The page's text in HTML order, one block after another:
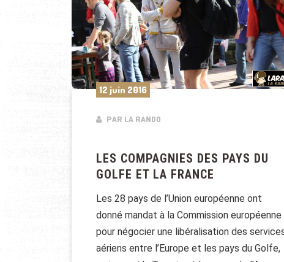
12 juin 2016
PAR LA RANDO
LES COMPAGNIES DES PAYS DU
GOLFE ET LA FRANCE
Les 28 pays de l’Union européenne ont
donné mandat à la Commission européenne
pour négocier une libéralisation des
aériens entre l’Europe et les pays du Golfe,